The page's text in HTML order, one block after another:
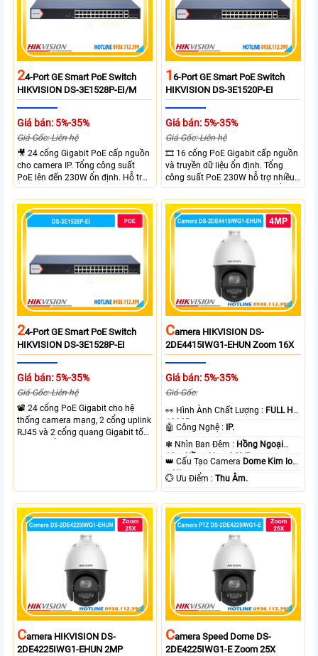
24-Port GE Smart PoE Switch
HIKVISION DS-3E1528P-EI/M
Giá bán: 5%-35%
Giá Gốc: Liên hệ
🎥 24 cổng Gigabit PoE cấp nguồn
cho camera IP. Tổng công suất
PoE lên đến 230W ổn định. Hỗ trợ
truyền PoE xa đến 300 mét. Băng
thông chuyển mạch đạt 68 Gbps
mạnh mẽ.
16-Port GE Smart PoE Switch
HIKVISION DS-3E1520P-EI
Giá bán: 5%-35%
Giá Gốc: Liên hệ
🎞 16 cổng PoE Gigabit cấp nguồn
và truyền dữ liệu ổn định. Tổng
công suất PoE 230W hỗ trợ nhiều
thiết bị cùng lúc. Tốc độ chuyển
mạch 68Gbps đảm bảo hiệu suất
cao ổn định. Hỗ trợ truyền PoE xa
lên đến 300m cho hệ thống
24-Port GE Smart PoE Switch
HIKVISION DS-3E1528P-EI
Giá bán: 5%-35%
Giá Gốc: Liên hệ
📽 24 cổng PoE Gigabit cho hệ
thống camera mạng, 2 cổng uplink
RJ45 và 2 cổng quang Gigabit tốc
CAmera HIKVISION DS-
2DE4415IWG1-EHUN Zoom 16X
Giá bán: 5%-35%
Giá Gốc:
️👀 Hình Ành Chất Lượng : FULL HD
1080P .
🤖️ Công Nghệ :
IP.
❃ Nhìn Ban Đêm : Hồng Ngoại
10m Hồng Ngoại SMD.
👑 Cấu Tạo Camera Dome Kim loại
+ Nhựa.
️💮 Ưu Điểm :Thu Âm.
CAmera HIKVISION DS-
2DE4225IWG1-EHUN 2MP
CAmera Speed Dome DS-
2DE4225IWG1-E Zoom 25X